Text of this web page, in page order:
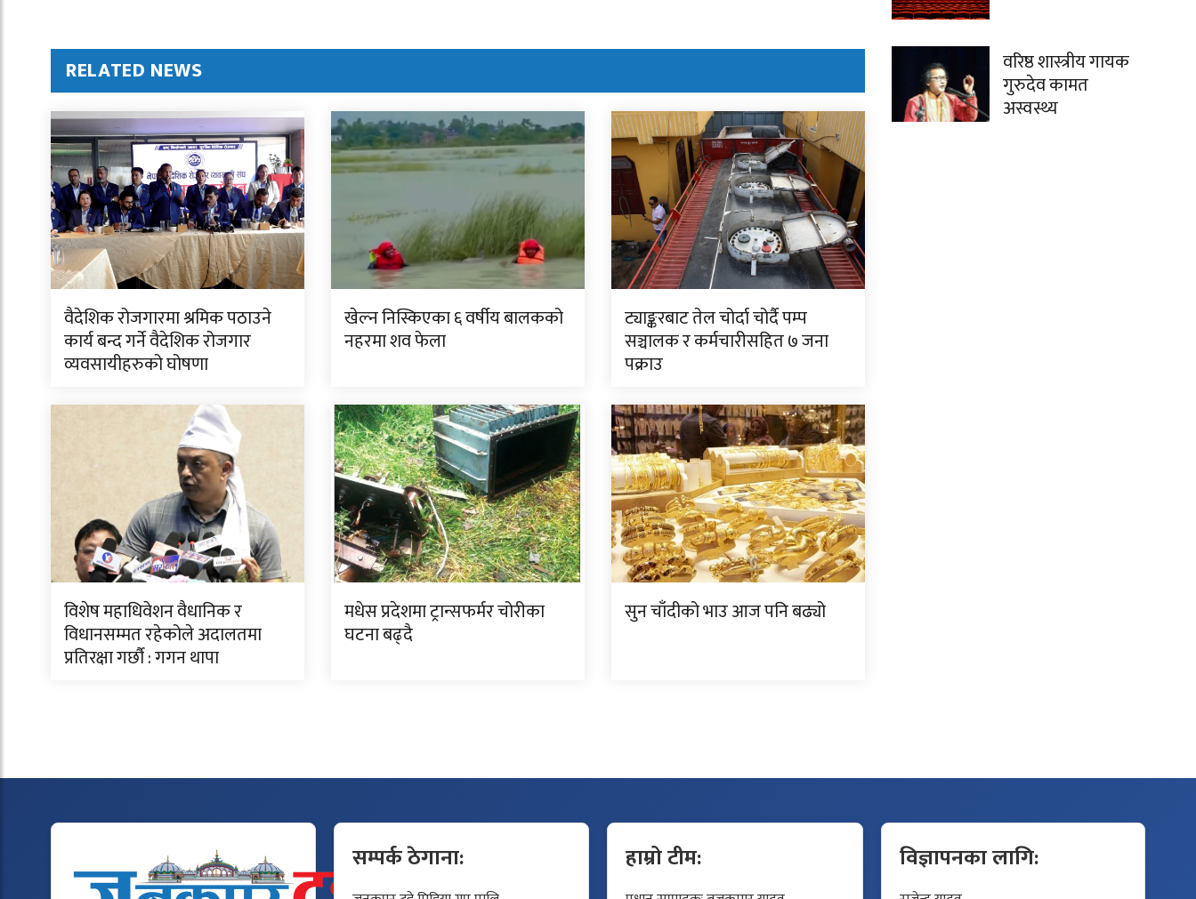
RELATED NEWS
वैदेशिक रोजगारमा श्रमिक पठाउने
कार्य बन्द गर्ने वैदेशिक रोजगार
व्यवसायीहरुको घोषणा
खेल्न निस्किएका ६ वर्षीय बालकको
नहरमा शव फेला
ट्याङ्करबाट तेल चोर्दा चोर्दै पम्प
सञ्चालक र कर्मचारीसहित ७ जना
पक्राउ
विशेष महाधिवेशन वैधानिक र
विधानसम्मत रहेकोले अदालतमा
प्रतिरक्षा गर्छौ : गगन थापा
मधेस प्रदेशमा ट्रान्सफर्मर चोरीका
घटना बढ्दै
सुन चाँदीको भाउ आज पनि बढ्यो
वरिष्ठ शास्त्रीय गायक
गुरुदेव कामत
अस्वस्थ्य
सम्पर्क ठेगाना: हाम्रो टीम: विज्ञापनका लागि: